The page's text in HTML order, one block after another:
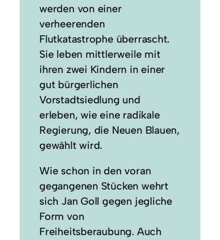
werden von einer
verheerenden
Flutkatastrophe überrascht.
Sie leben mittlerweile mit
ihren zwei Kindern in einer
gut bürgerlichen
Vorstadtsiedlung und
erleben, wie eine radikale
Regierung, die Neuen Blauen,
gewählt wird.
Wie schon in den voran
gegangenen Stücken wehrt
sich Jan Goll gegen jegliche
Form von
Freiheitsberaubung. Auch